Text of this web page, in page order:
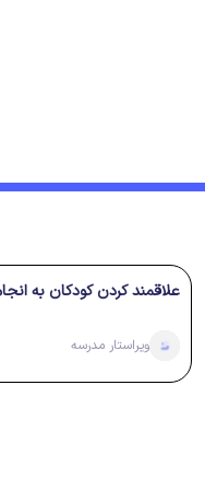
علاقمند کردن کودکان به
ویراستار مدرسه